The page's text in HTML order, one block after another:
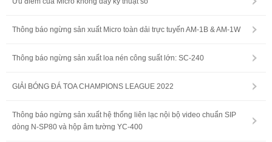
Thông báo ngừng sản xuất Micro toàn dải trực tuyến AM-1B & AM-1W
Thông báo ngừng sản xuất loa nén công suất lớn: SC-240
GIẢI BÓNG ĐÁ TOA CHAMPIONS LEAGUE 2022
Thông báo ngừng sản xuất hệ thống liên lạc nội bộ video chuẩn SIP
dòng N-SP80 và hộp âm tường YC-400